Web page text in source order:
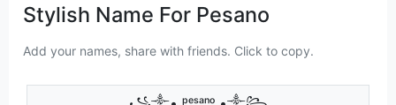
Stylish Name For Pesano
Add your names, share with friends. Click to copy.